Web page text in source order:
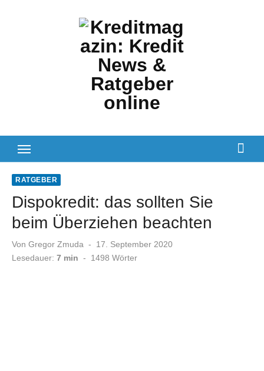
RATGEBER
Dispokredit: das sollten Sie
beim Überziehen beachten
Von Gregor Zmuda
Veröffentlicht
am
17. September 2020
Lesedauer: 7 min - 1498 Wörter